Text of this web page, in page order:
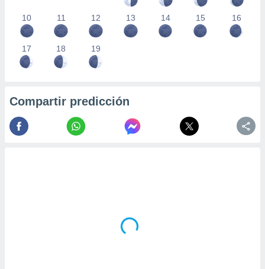
10 11 12 13 14 15 16
17 18 19
Compartir predicción